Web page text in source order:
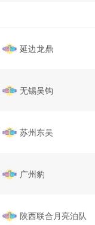
延边龙鼎
无锡吴钩
苏州东吴
广州豹
陕西联合月亮泊队